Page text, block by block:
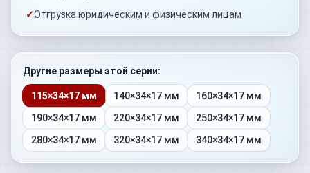
✓Отгрузка юридическим и физическим лицам
Другие размеры этой серии:
115×34×17 мм 140×34×17 мм
160×34×17 мм
190×34×17 мм
220×34×17 мм
250×34×17 мм
280×34×17 мм
320×34×17 мм 340×34×17 мм